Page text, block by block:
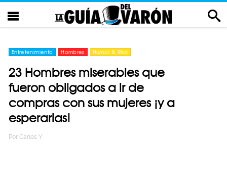
Entretenimiento Hombres Humor & Risa
23 Hombres miserables que
fueron obligados a ir de
compras con sus mujeres ¡y a
esperarlas!
Por Carlos Y